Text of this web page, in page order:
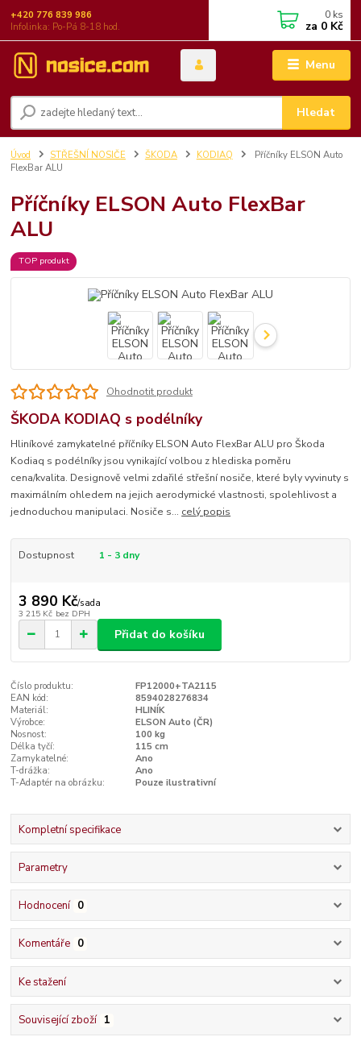
Menu
Hledat
+420 776 839 986
Infolinka: Po-Pá 8-18 hod.
0 ks
za 0 Kč
Úvod STŘEŠNÍ NOSIČE ŠKODA KODIAQ
Příčníky ELSON Auto
FlexBar ALU
Příčníky ELSON Auto FlexBar
ALU
TOP produkt
Ohodnotit produkt
ŠKODA KODIAQ s podélníky
Hliníkové zamykatelné příčníky ELSON Auto FlexBar ALU pro Škoda
Kodiaq s podélníky jsou vynikající volbou z hlediska poměru
cena/kvalita. Designově velmi zdařilé střešní nosiče, které byly vyvinuty s
maximálním ohledem na jejich aerodymické vlastnosti, spolehlivost a
jednoduchou manipulaci. Nosiče s... celý popis
Dostupnost 1 - 3 dny
3 890 Kč/sada
3 215 Kč bez DPH
Přidat do košíku
Číslo produktu:
FP12000+TA2115
EAN kód:
8594028276834
Materiál:
HLINÍK
Výrobce:
ELSON Auto (ČR)
Nosnost:
100 kg
Délka tyčí:
115 cm
Zamykatelné:
Ano
T-drážka:
Ano
T-Adaptér na obrázku:
Pouze ilustrativní
Kompletní specifikace
Parametry
Hodnocení 0
Komentáře 0
Ke stažení
Související zboží 1